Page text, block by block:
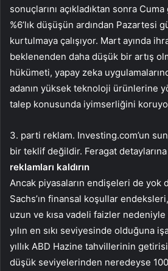
sonuçlarını açıkladıktan sonra
%6’lık düşüşün ardından Pazartesi
kurtulmaya çalışıyor. Mart ayında
beklenenden daha düşük bir artış
hükümeti, yapay zeka
adanın yüksek teknoloji ürünlerine
talep konusunda iyimserliğini
3. parti reklam. Investing.com’un
bir teklif değildir. Feragat detaylarına
reklamları kaldırın
Ancak piyasaların endişeleri de yok
Sachs’ın finansal koşullar
uzun ve kısa vadeli faizler
yılın en sıkı seviyesinde olduğuna
yıllık ABD Hazine tahvillerinin
düşük seviyelerinden neredeyse